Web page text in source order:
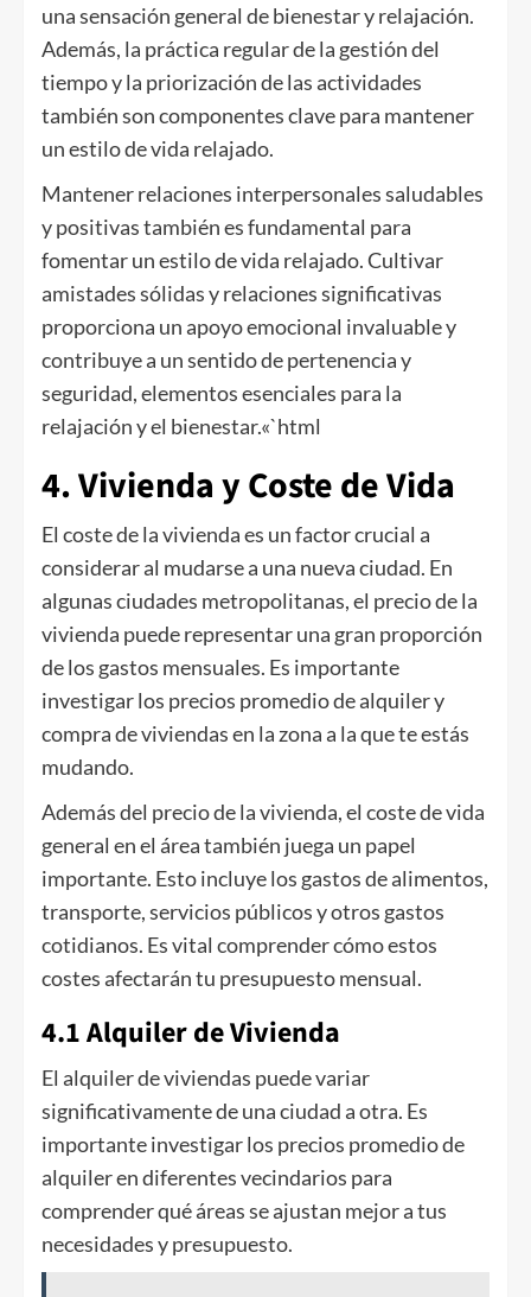
una sensación general de bienestar y relajación.
Además, la práctica regular de la gestión del
tiempo y la priorización de las actividades
también son componentes clave para mantener
un estilo de vida relajado.
Mantener relaciones interpersonales saludables
y positivas también es fundamental para
fomentar un estilo de vida relajado. Cultivar
amistades sólidas y relaciones significativas
proporciona un apoyo emocional invaluable y
contribuye a un sentido de pertenencia y
seguridad, elementos esenciales para la
relajación y el bienestar.«`html
4. Vivienda y Coste de Vida
El coste de la vivienda es un factor crucial a
considerar al mudarse a una nueva ciudad. En
algunas ciudades metropolitanas, el precio de la
vivienda puede representar una gran proporción
de los gastos mensuales. Es importante
investigar los precios promedio de alquiler y
compra de viviendas en la zona a la que te estás
mudando.
Además del precio de la vivienda, el coste de vida
general en el área también juega un papel
importante. Esto incluye los gastos de alimentos,
transporte, servicios públicos y otros gastos
cotidianos. Es vital comprender cómo estos
costes afectarán tu presupuesto mensual.
4.1 Alquiler de Vivienda
El alquiler de viviendas puede variar
significativamente de una ciudad a otra. Es
importante investigar los precios promedio de
alquiler en diferentes vecindarios para
comprender qué áreas se ajustan mejor a tus
necesidades y presupuesto.